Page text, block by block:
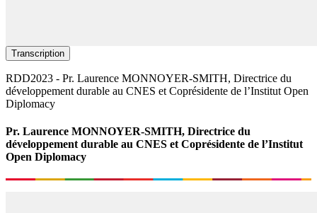
Transcription
RDD2023 - Pr. Laurence MONNOYER-SMITH, Directrice du
développement durable au CNES et Coprésidente de l’Institut Open
Diplomacy
Pr. Laurence MONNOYER-SMITH, Directrice du
développement durable au CNES et Coprésidente de l’Institut
Open Diplomacy